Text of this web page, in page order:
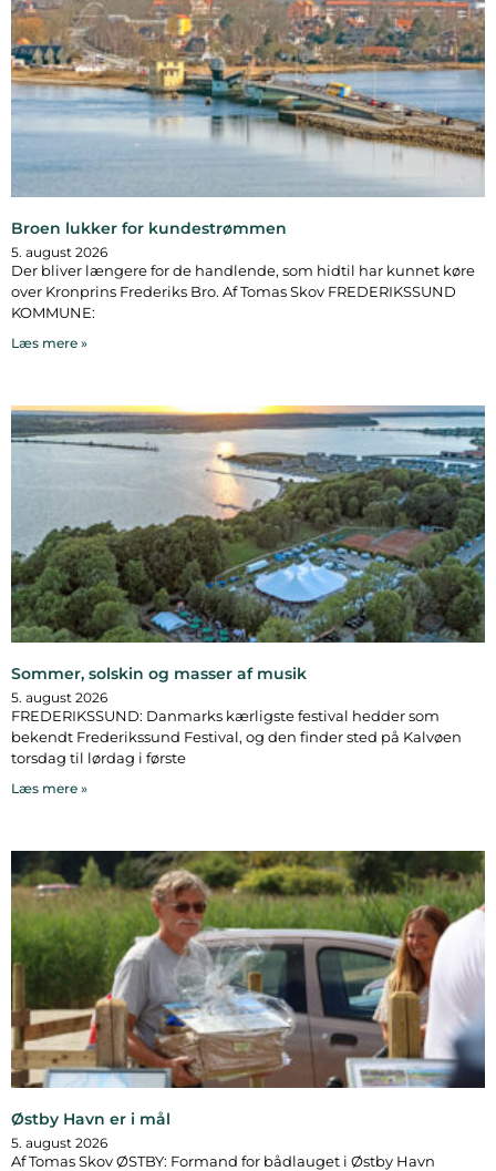
Broen lukker for kundestrømmen
5. august 2026
Der bliver længere for de handlende, som hidtil har kunnet køre
over Kronprins Frederiks Bro. Af Tomas Skov FREDERIKSSUND
KOMMUNE:
Læs mere »
Sommer, solskin og masser af musik
5. august 2026
FREDERIKSSUND: Danmarks kærligste festival hedder som
bekendt Frederikssund Festival, og den finder sted på Kalvøen
torsdag til lørdag i første
Læs mere »
Østby Havn er i mål
5. august 2026
Af Tomas Skov ØSTBY: Formand for bådlauget i Østby Havn